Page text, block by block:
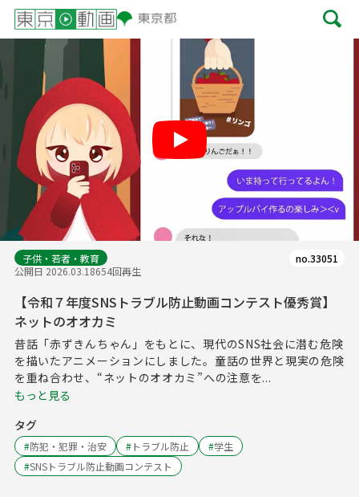
Play
子供・若者・教育
公開日 2026.03.18654回再生
no.33051
【令和７年度SNSトラブル防止動画コンテスト優秀賞】
ネットのオオカミ
昔話「赤ずきんちゃん」をもとに、現代のSNS社会に潜む危険
を描いたアニメーションにしました。童話の世界と現実の危険
を重ね合わせ、“ネットのオオカミ”への注意を...
もっと見る
タグ
#防犯・犯罪・治安 #トラブル防止 #学生
#SNSトラブル防止動画コンテスト